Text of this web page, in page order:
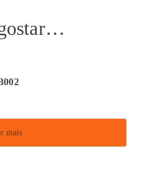
mais